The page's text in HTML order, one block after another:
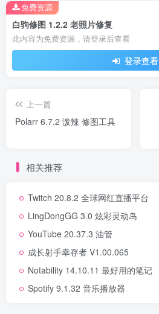
白驹修图 1.2.2 老照片修复
此内容为免费资源，请登录后查看
登录查看
免费资源
上一篇
Polarr 6.7.2 泼辣 修图工具
相关推荐
Twitch 20.8.2 全球网红直播平台
LingDongGG 3.0 炫彩灵动岛
YouTube 20.37.3 油管
成长射手幸存者 V1.00.065
Notability 14.10.11 最好用的笔记
Spotify 9.1.32 音乐播放器